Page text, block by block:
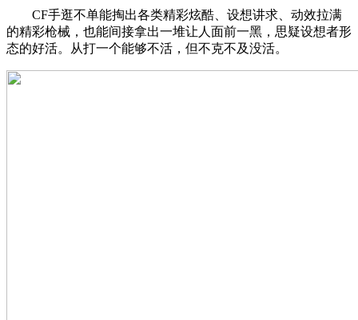
CF手逛不单能掏出各类精彩炫酷、设想讲求、动效拉满
的精彩枪械，也能间接拿出一堆让人面前一黑，思疑设想者形
态的好活。从打一个能够不活，但不克不及没活。